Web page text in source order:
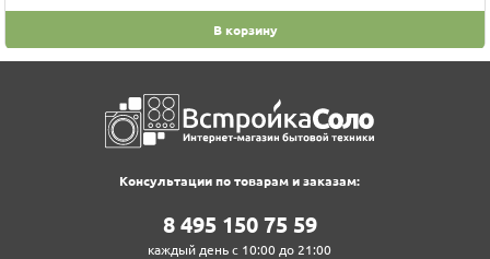
В корзину
Консультации по товарам и заказам:
8‍ 4‍9‍5‍ 1‍5‍0‍ 7‍5‍ 5‍9‍
каждый день с 10:00 до 21:00